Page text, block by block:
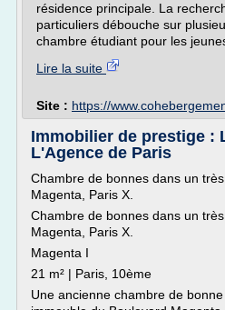
résidence principale. La
particuliers débouche sur
chambre étudiant pour les
Lire la suite
Site : https://
Immobilier de prestige :
L'Agence de Paris
Chambre de bonnes dans un
Magenta, Paris X.
Chambre de bonnes dans un
Magenta, Paris X.
Magenta I
21 m² | Paris, 10ème
Une ancienne chambre de